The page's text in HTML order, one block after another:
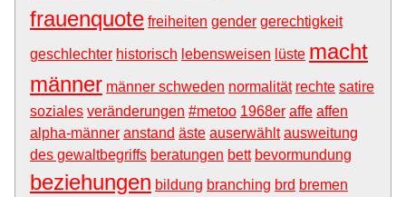
frauenquote freiheiten gender gerechtigkeit
geschlechter historisch lebensweisen lüste macht
männer männer schweden normalität rechte satire
soziales veränderungen #metoo 1968er affe affen
alpha-männer anstand äste auserwählt ausweitung
des gewaltbegriffs beratungen bett bevormundung
beziehungen bildung branching brd bremen